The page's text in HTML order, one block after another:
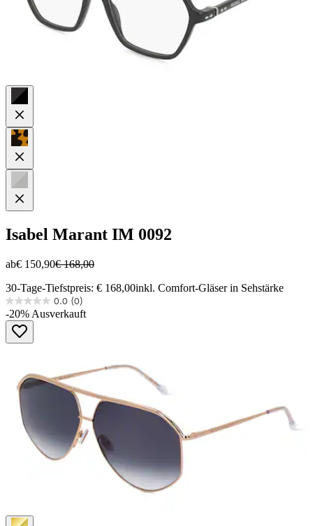
Isabel Marant IM 0092
ab€ 150,90€ 168,00
30-Tage-Tiefstpreis: € 168,00inkl. Comfort-Gläser in Sehstärke
0.0 (0)
0.0
von
Sternen.
-20% Ausverkauft